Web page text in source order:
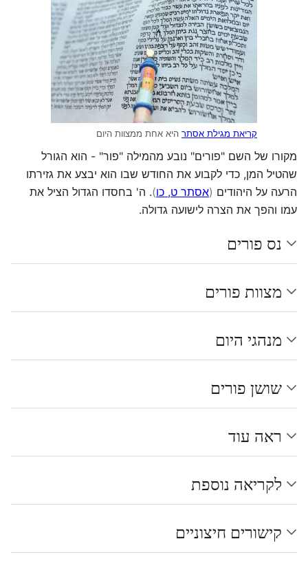
קריאת מגילת אסתר היא אחת ממצוות היום
מקורו של השם "פורים" נובע מהמילה "פור" - הוא הגורל
שהטיל המן, כדי לקבוע את החודש שבו הוא יבצע את גזירתו
הרעה על היהודים (אסתר ט, כו). ה' בחסדו הגדול הציל את
עמו והפך את הצרה לישועה גדולה.
נס פורים
מצוות פורים
מנהגי היום
שושן פורים
ראה עוד
לקריאה נוספת
קישורים חיצוניים